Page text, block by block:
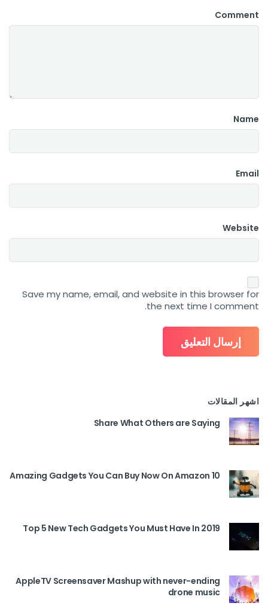
Comment
Name
Email
Website
Save my name, email, and website in this browser for
the next time I comment.
اشهر المقالات
Share What Others are Saying
10 Amazing Gadgets You Can Buy Now On Amazon
Top 5 New Tech Gadgets You Must Have In 2019
AppleTV Screensaver Mashup with never-ending
drone music